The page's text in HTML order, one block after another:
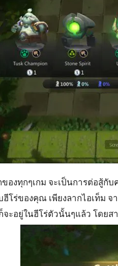
องทุกๆเกม จะเป็นการต่อสู้กั
ฮีโร่ของคุณ เพียงลากไอเท็ม
จะอยู่ในฮีโร่ตัวนั้นๆแล้ว โดยส